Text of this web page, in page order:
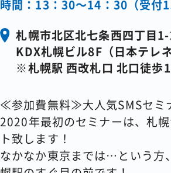
時間：13：30～14：30（受付
札幌市北区北七条西四丁目
KDX札幌ビル8F（日本テレネ
※札幌駅 西改札口 北口徒歩
≪参加費無料≫大人気SMSセミ
2020年最初のセミナーは、札
ト致します！
なかなか東京までは…という方